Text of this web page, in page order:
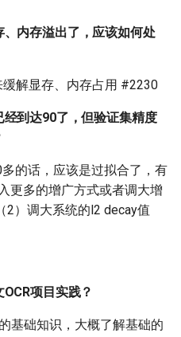
内存溢出了，应该如何处
缓解显存、内存占用 #2230
到达90了，但验证集精度
的话，应该是过拟合了，有
更多的增广方式或者调大增
2）调大系统的l2 decay值
项目实践？
基础知识，大概了解基础的